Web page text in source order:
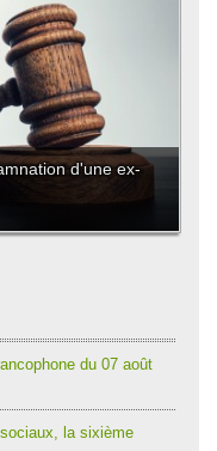
d'une ex-
du 07 août
la sixième